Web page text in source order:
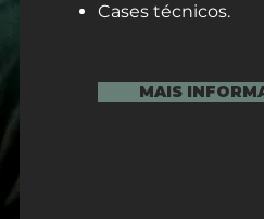
Cases técnicos.
MAIS